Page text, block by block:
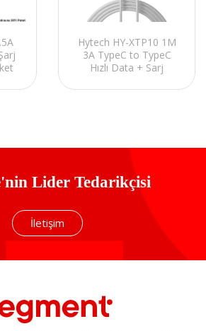
Hytech HY-XTP10 1M
3A TypeC to TypeC
Hızlı Data + Sarj
Lider Tedarikçisi
İletişim